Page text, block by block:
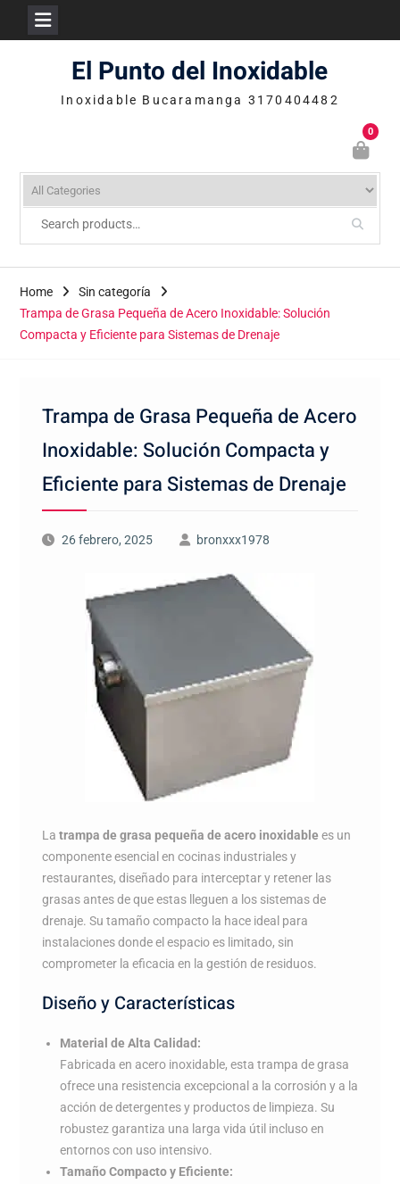
El Punto del Inoxidable
Inoxidable Bucaramanga 3170404482
0
Home
Sin categoría
Trampa de Grasa Pequeña de Acero Inoxidable: Solución
Compacta y Eficiente para Sistemas de Drenaje
Trampa de Grasa Pequeña de Acero
Inoxidable: Solución Compacta y
Eficiente para Sistemas de Drenaje
26 febrero, 2025 bronxxx1978
La trampa de grasa pequeña de acero inoxidable es un
componente esencial en cocinas industriales y
restaurantes, diseñado para interceptar y retener las
grasas antes de que estas lleguen a los sistemas de
drenaje. Su tamaño compacto la hace ideal para
instalaciones donde el espacio es limitado, sin
comprometer la eficacia en la gestión de residuos.
Diseño y Características
Material de Alta Calidad:
Fabricada en acero inoxidable, esta trampa de grasa
ofrece una resistencia excepcional a la corrosión y a la
acción de detergentes y productos de limpieza. Su
robustez garantiza una larga vida útil incluso en
entornos con uso intensivo.
Tamaño Compacto y Eficiente: